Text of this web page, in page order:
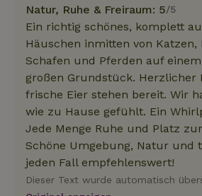
Natur, Ruhe & Freiraum: 5/5
Ein richtig schönes, komplett
Häuschen inmitten von Katzen,
Schafen und Pferden auf
großen Grundstück. Herzlicher
frische Eier stehen bereit. Wir
wie zu Hause gefühlt. Ein
Jede Menge Ruhe und Platz
Schöne Umgebung, Natur und
jeden Fall empfehlenswert!
Dieser Text wurde automatisch